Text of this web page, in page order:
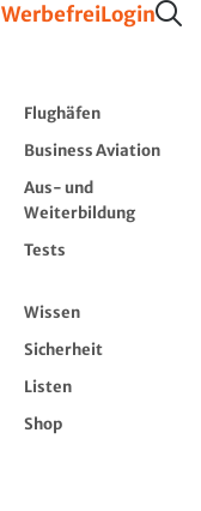
WerbefreiLogin
Flughäfen
Business Aviation
Aus- und
Weiterbildung
Tests
Wissen
Sicherheit
Listen
Shop